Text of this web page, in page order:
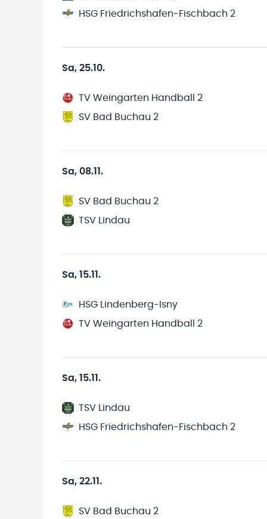
HSG Friedrichshafen-Fischbach 2
Sa, 25.10.
TV Weingarten Handball 2
SV Bad Buchau 2
Sa, 08.11.
SV Bad Buchau 2
TSV Lindau
Sa, 15.11.
HSG Lindenberg-Isny
TV Weingarten Handball 2
Sa, 15.11.
TSV Lindau
HSG Friedrichshafen-Fischbach 2
Sa, 22.11.
SV Bad Buchau 2